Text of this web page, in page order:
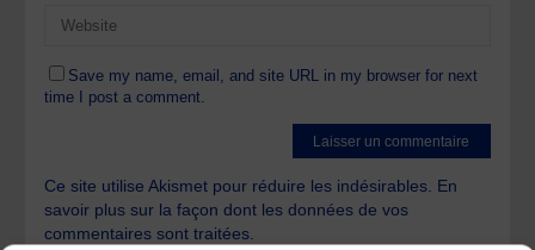
Save my name, email, and site URL in my browser for next
time I post a comment.
Ce site utilise Akismet pour réduire les indésirables. En
savoir plus sur la façon dont les données de vos
commentaires sont traitées